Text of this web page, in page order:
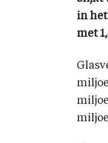
in
met